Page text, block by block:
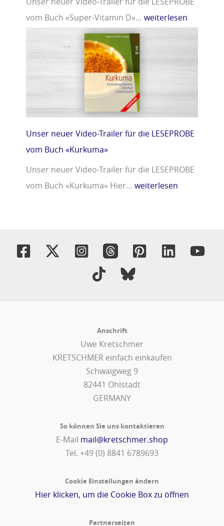
vom Buch «Super-Vitamin D»… weiterlesen
Unser neuer Video-Trailer für die LESEPROBE
vom Buch «Kurkuma»
Unser neuer Video-Trailer für die LESEPROBE
vom Buch «Kurkuma» Hier… weiterlesen
Anschrift
Uwe Kretschmer
KRETSCHMER einfach einkaufen
Schwaigweg 9
82441 Ohlstadt
GERMANY
So können Sie uns kontaktieren
E-Mail mail@kretschmer.shop
Tel. +49 (0) 8841 6789693‬
Cookie Einstellungen ändern
Hier klicken, um die Cookie Box zu öffnen
Partnerseiten